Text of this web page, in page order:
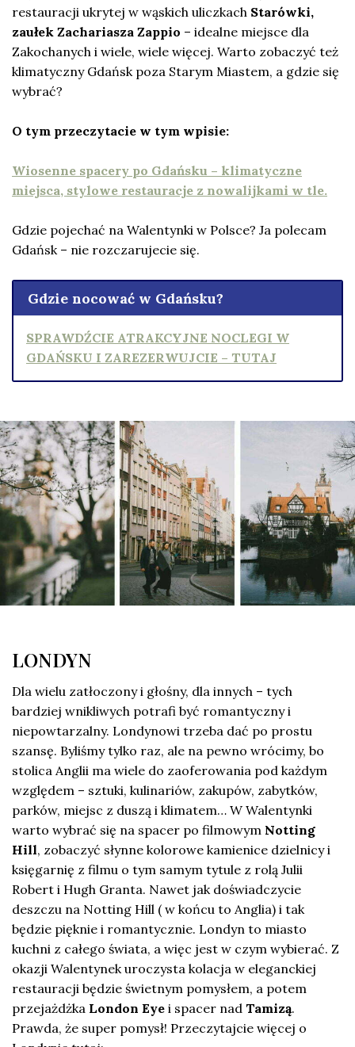
restauracji ukrytej w wąskich uliczkach Starówki,
zaułek Zachariasza Zappio – idealne miejsce dla
Zakochanych i wiele, wiele więcej. Warto zobaczyć też
klimatyczny Gdańsk poza Starym Miastem, a gdzie się
wybrać?
O tym przeczytacie w tym wpisie:
Wiosenne spacery po Gdańsku – klimatyczne
miejsca, stylowe restauracje z nowalijkami w tle.
Gdzie pojechać na Walentynki w Polsce? Ja polecam
Gdańsk – nie rozczarujecie się.
Gdzie nocować w Gdańsku?
SPRAWDŹCIE ATRAKCYJNE NOCLEGI W
GDAŃSKU I ZAREZERWUJCIE – TUTAJ
LONDYN
Dla wielu zatłoczony i głośny, dla innych – tych
bardziej wnikliwych potrafi być romantyczny i
niepowtarzalny. Londynowi trzeba dać po prostu
szansę. Byliśmy tylko raz, ale na pewno wrócimy, bo
stolica Anglii ma wiele do zaoferowania pod każdym
względem – sztuki, kulinariów, zakupów, zabytków,
parków, miejsc z duszą i klimatem… W Walentynki
warto wybrać się na spacer po filmowym Notting
Hill, zobaczyć słynne kolorowe kamienice dzielnicy i
księgarnię z filmu o tym samym tytule z rolą Julii
Robert i Hugh Granta. Nawet jak doświadczycie
deszczu na Notting Hill ( w końcu to Anglia) i tak
będzie pięknie i romantycznie. Londyn to miasto
kuchni z całego świata, a więc jest w czym wybierać. Z
okazji Walentynek uroczysta kolacja w eleganckiej
restauracji będzie świetnym pomysłem, a potem
przejażdżka London Eye i spacer nad Tamizą.
Prawda, że super pomysł! Przeczytajcie więcej o